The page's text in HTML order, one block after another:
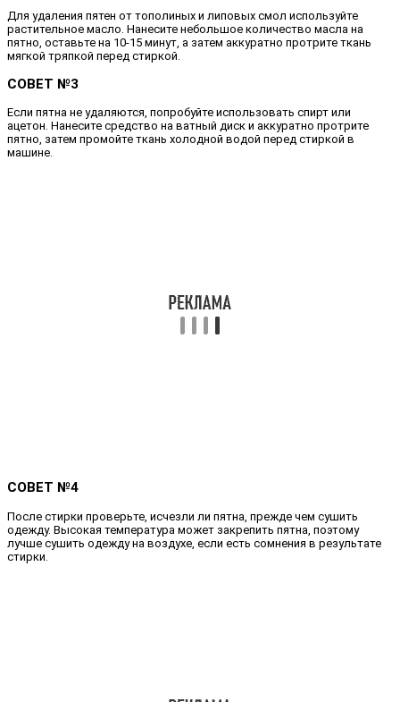
Для удаления пятен от тополиных и липовых смол используйте
растительное масло. Нанесите небольшое количество масла на
пятно, оставьте на 10-15 минут, а затем аккуратно протрите ткань
мягкой тряпкой перед стиркой.
СОВЕТ №3
Если пятна не удаляются, попробуйте использовать спирт или
ацетон. Нанесите средство на ватный диск и аккуратно протрите
пятно, затем промойте ткань холодной водой перед стиркой в
машине.
СОВЕТ №4
После стирки проверьте, исчезли ли пятна, прежде чем сушить
одежду. Высокая температура может закрепить пятна, поэтому
лучше сушить одежду на воздухе, если есть сомнения в результате
стирки.